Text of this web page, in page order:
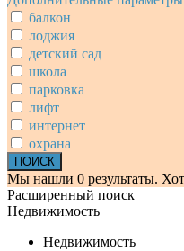
балкон
лоджия
детский сад
школа
парковка
лифт
интернет
охрана
Мы нашли 0 результаты.
Расширенный поиск
Недвижимость
Недвижимость